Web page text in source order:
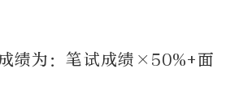
绩为：笔试成绩×50%+面